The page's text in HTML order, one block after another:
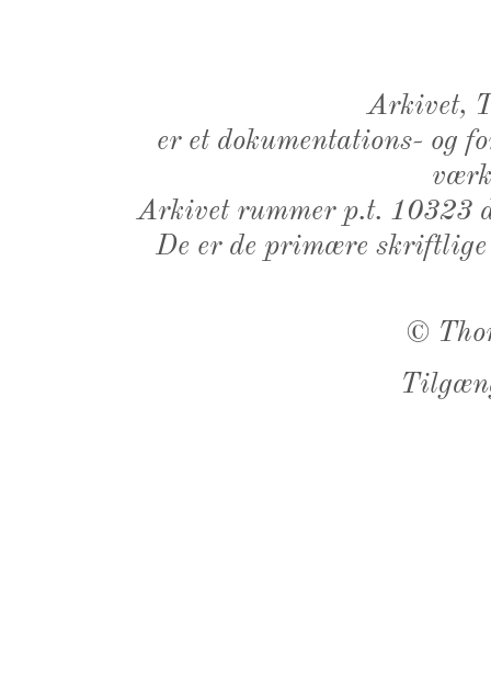
Arkivet,
er et dokumentations- og
Arkivet rummer p.t. 10323
De er de primære
©